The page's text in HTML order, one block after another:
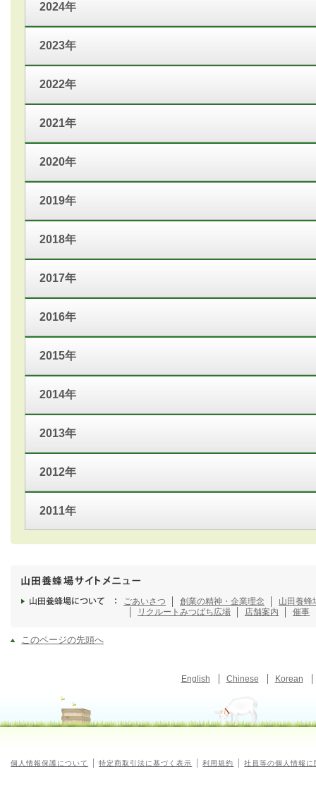
2024年
2023年
2022年
2021年
2020年
2019年
2018年
2017年
2016年
2015年
2014年
2013年
2012年
2011年
ごあいさつ 創業の精神・企業理念
山田養蜂
リクルート みつばち広場 店舗案内 催事
このページの先頭へ
English Chinese Korean
個人情報保護について 特定商取引法に基づく表示 利用規約 社員等の個人情報